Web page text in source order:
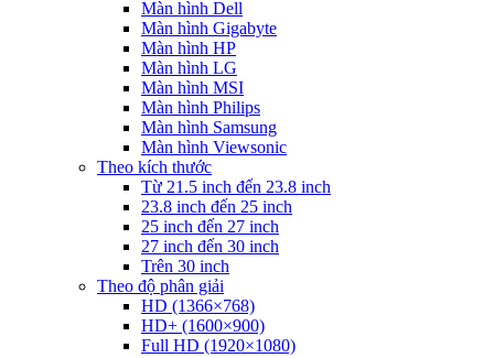
Màn hình Dell
Màn hình Gigabyte
Màn hình HP
Màn hình LG
Màn hình MSI
Màn hình Philips
Màn hình Samsung
Màn hình Viewsonic
Theo kích thước
Từ 21.5 inch đến 23.8 inch
23.8 inch đến 25 inch
25 inch đến 27 inch
27 inch đến 30 inch
Trên 30 inch
Theo độ phân giải
HD (1366×768)
HD+ (1600×900)
Full HD (1920×1080)